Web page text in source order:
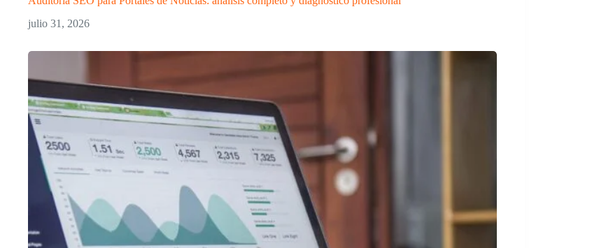
julio 31, 2026